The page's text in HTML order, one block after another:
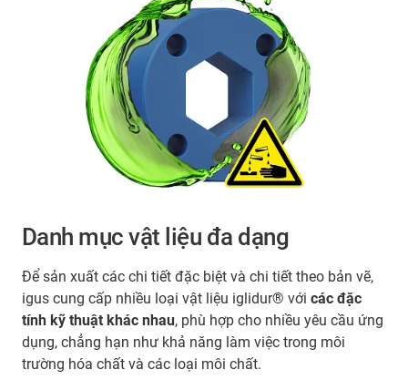
Danh mục vật liệu đa dạng
Để sản xuất các chi tiết đặc biệt và chi tiết theo bản vẽ,
igus cung cấp nhiều loại vật liệu iglidur® với các đặc
tính kỹ thuật khác nhau, phù hợp cho nhiều yêu cầu ứng
dụng, chẳng hạn như khả năng làm việc trong môi
trường hóa chất và các loại môi chất.